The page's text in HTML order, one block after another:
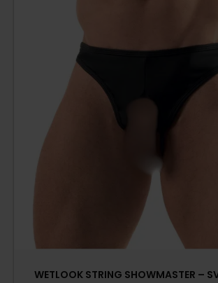
WETLOOK STRING SHOWMASTER –